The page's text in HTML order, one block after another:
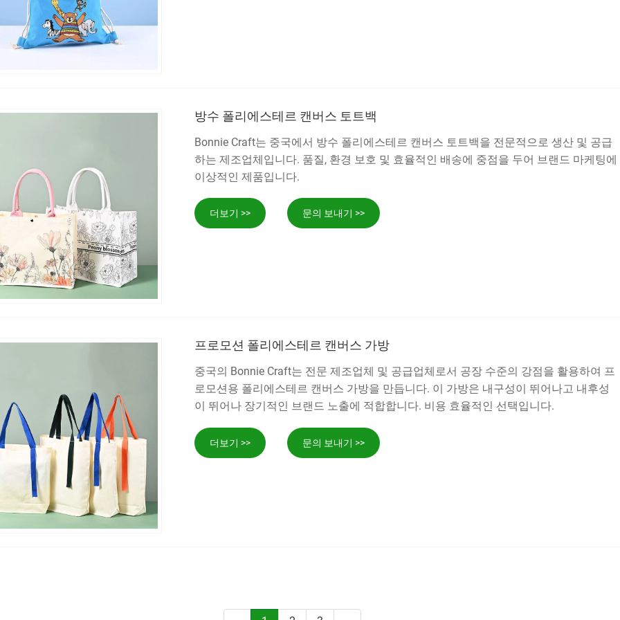
방수 폴리에스테르 캔버스 토트백
Bonnie Craft는 중국에서 방수 폴리에스테르 캔버스 토트백을 전문적으로 생산 및 공급
하는 제조업체입니다. 품질, 환경 보호 및 효율적인 배송에 중점을 두어 브랜드 마케팅에
이상적인 제품입니다.
더보기 >> 문의 보내기 >>
프로모션 폴리에스테르 캔버스 가방
중국의 Bonnie Craft는 전문 제조업체 및 공급업체로서 공장 수준의 강점을 활용하여 프
로모션용 폴리에스테르 캔버스 가방을 만듭니다. 이 가방은 내구성이 뛰어나고 내후성
이 뛰어나 장기적인 브랜드 노출에 적합합니다. 비용 효율적인 선택입니다.
더보기 >> 문의 보내기 >>